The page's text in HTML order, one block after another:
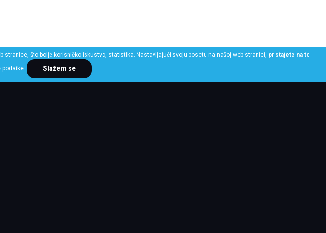
što bolje korisničko iskustvo, statistika. Nastavljajući svoju posetu na našoj web stranici, pristajete na to
podatke. Slažem se